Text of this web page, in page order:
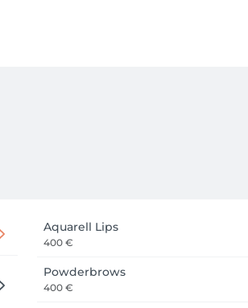
oder glamourös, ich finde den
Aquarell Lips
400 €
Powderbrows
400 €